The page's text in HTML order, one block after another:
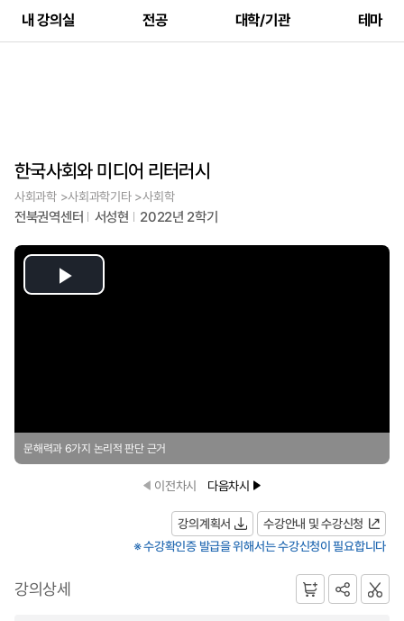
내 강의실 전공 대학/기관 테마
한국사회와 미디어 리터러시
사회과학 >사회과학기타 >사회학
전북권역센터 서성현 2022년 2학기
Play
문해력과 6가지 논리적 판단 근거
이전차시 다음차시
강의계획서
수강안내 및 수강신청
※ 수강확인증 발급을 위해서는 수강신청이 필요합니다
강의상세